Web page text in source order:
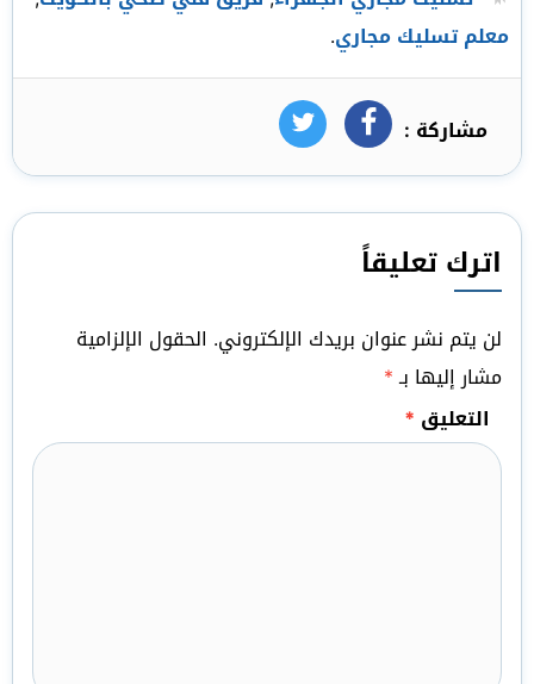
معلم تسليك مجاري.
مشاركة : فيسبوكتويتر
اترك تعليقاً
لن يتم نشر عنوان بريدك الإلكتروني. الحقول الإلزامية
مشار إليها بـ*
التعليق *